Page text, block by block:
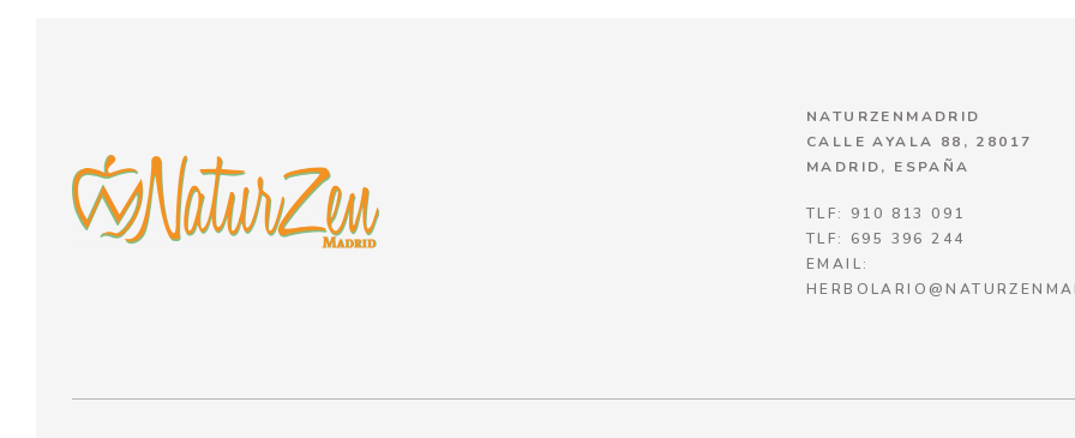
NATURZENMADRID
CALLE AYALA 88, 28017
MADRID, ESPAÑA
TLF: 910 813 091
TLF: 695 396 244
EMAIL: